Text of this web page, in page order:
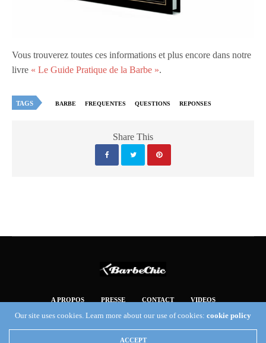
Vous trouverez toutes ces informations et plus encore dans notre
livre « Le Guide Pratique de la Barbe ».
TAGS BARBE FREQUENTES QUESTIONS REPONSES
Share This
A PROPOS PRESSE CONTACT VIDEOS
MENTIONS LEGALES
Copyright 2019 Fuel Themes. All RIGHTS RESERVED.
Our site uses cookies. Learn more about our use of cookies: cookie policy
ACCEPT